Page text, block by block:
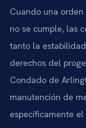
Cuando una
no se cumple, las
tanto la
derechos del
Condado de
manutención de
específicamente